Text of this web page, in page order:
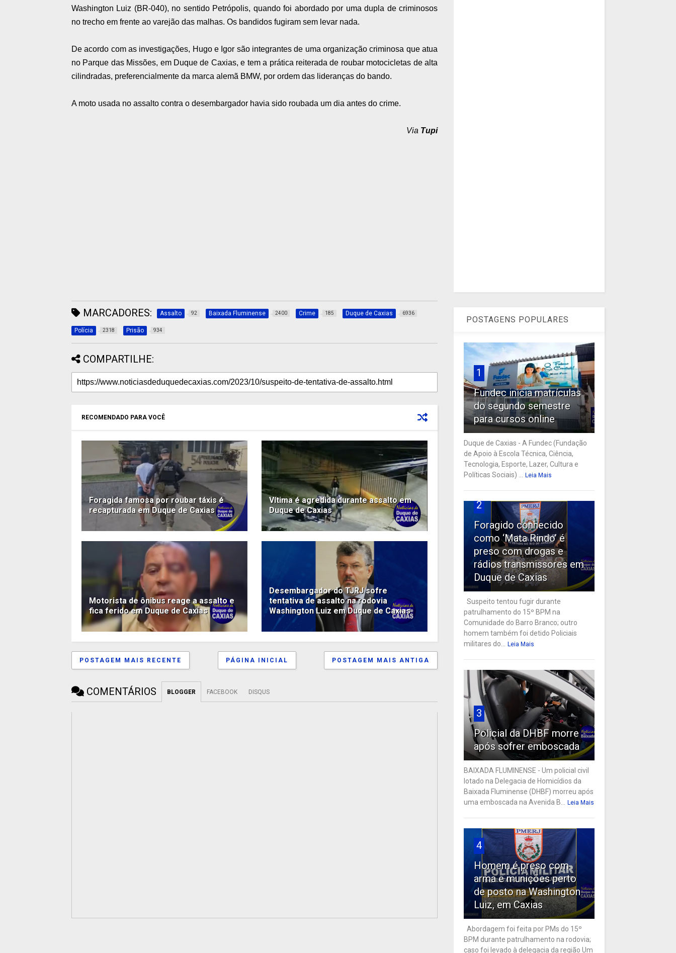
Washington Luiz (BR-040), no sentido Petrópolis, quando foi abordado por uma dupla de criminosos
no trecho em frente ao varejão das malhas. Os bandidos fugiram sem levar nada.
De acordo com as investigações, Hugo e Igor são integrantes de uma organização criminosa que atua
no Parque das Missões, em Duque de Caxias, e tem a prática reiterada de roubar motocicletas de alta
cilindradas, preferencialmente da marca alemã BMW, por ordem das lideranças do bando.
A moto usada no assalto contra o desembargador havia sido roubada um dia antes do crime.
Via Tupi
MARCADORES: Assalto 92 Baixada Fluminense 2400 Crime 185 Duque de Caxias 6936
Polícia 2318 Prisão 934
COMPARTILHE:
RECOMENDADO PARA VOCÊ
Foragida famosa por roubar táxis é
recapturada em Duque de Caxias
Vítima é agredida durante assalto em
Duque de Caxias
Motorista de ônibus reage a assalto e
fica ferido em Duque de Caxias
Desembargador do TJRJ sofre
tentativa de assalto na rodovia
Washington Luiz em Duque de Caxias
POSTAGEM MAIS RECENTE POSTAGEM MAIS ANTIGA
PÁGINA INICIAL
COMENTÁRIOS BLOGGER FACEBOOK DISQUS
POSTAGENS POPULARES
1
Fundec inicia matrículas
do segundo semestre
para cursos online
Duque de Caxias - A Fundec (Fundação
de Apoio à Escola Técnica, Ciência,
Tecnologia, Esporte, Lazer, Cultura e
Políticas Sociais) ...
Leia Mais
2
Foragido conhecido
como ‘Mata Rindo’ é
preso com drogas e
rádios transmissores em
Duque de Caxias
Suspeito tentou fugir durante
patrulhamento do 15º BPM na
Comunidade do Barro Branco; outro
homem também foi detido Policiais
militares do...
Leia Mais
3
Policial da DHBF morre
após sofrer emboscada
BAIXADA FLUMINENSE - Um policial civil
lotado na Delegacia de Homicídios da
Baixada Fluminense (DHBF) morreu após
uma emboscada na Avenida B...
Leia Mais
4
Homem é preso com
arma e munições perto
de posto na Washington
Luiz, em Caxias
Abordagem foi feita por PMs do 15º
BPM durante patrulhamento na rodovia;
caso foi levado à delegacia da região Um